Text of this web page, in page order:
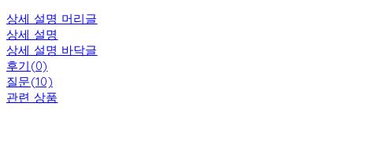
상세 설명 머리글
상세 설명
상세 설명 바닥글
후기(0)
질문(10)
관련 상품